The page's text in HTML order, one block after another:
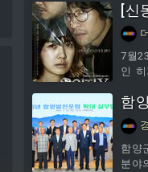
과
[신
진
가
7월
인
공하
함
민
함양
분야